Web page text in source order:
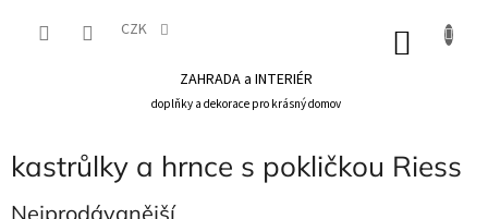
CZK
ZAHRADA a INTERIÉR
doplňky a dekorace pro krásný domov
kastrůlky a hrnce s pokličkou Riess
Nejprodávanější